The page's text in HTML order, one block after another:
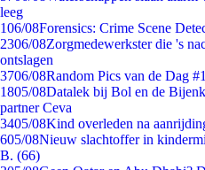
leeg
106/08Forensics: Crime Scene
2306/08Zorgmedewerkster die 's
ontslagen
3706/08Random Pics van de Dag
1805/08Datalek bij Bol en de
partner Ceva
3405/08Kind overleden na
605/08Nieuw slachtoffer in
B. (66)